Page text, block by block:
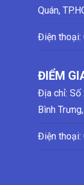
Quán,
Điện thoại:
ĐIỂM
Địa chỉ: Số
Bình
Điện thoại: